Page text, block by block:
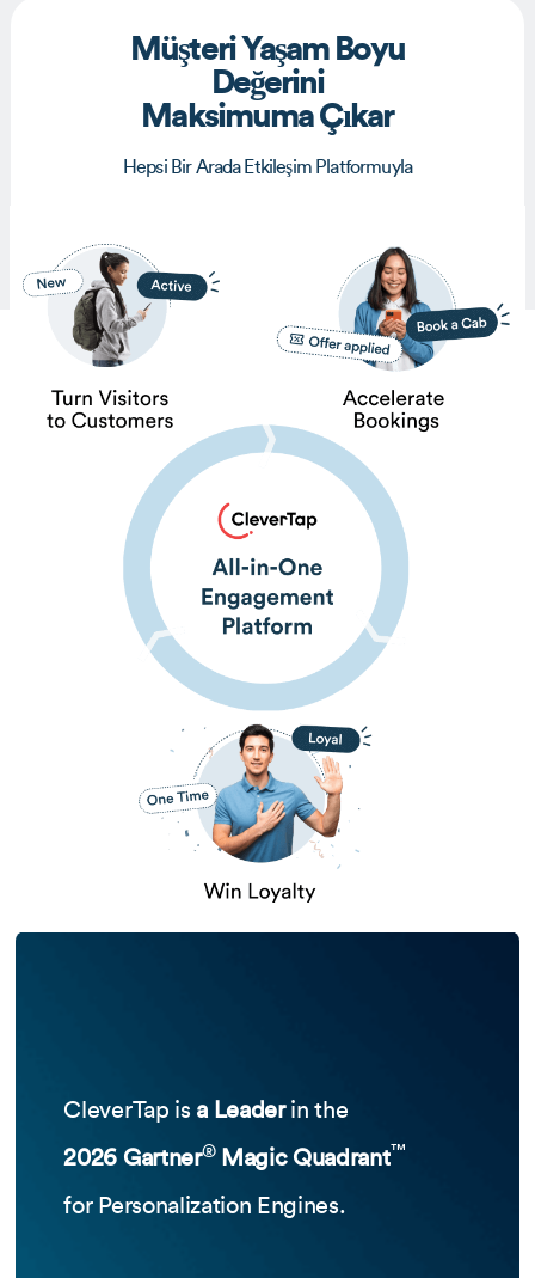
Müşteri Yaşam Boyu
Değerini
Maksimuma Çıkar
Hepsi Bir Arada Etkileşim Platformuyla
CleverTap is a Leaderin the
2026 Gartner® Magic Quadrant™
for Personalization Engines.